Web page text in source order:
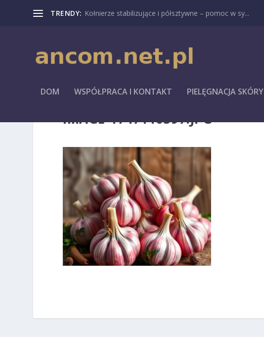
TRENDY: Kołnierze stabilizujące i półsztywne – pomoc w sy...
DOM WSPÓŁPRACA I KONTAKT PIELĘGNACJA SKÓRY
IMAGE-1747110397.JPG